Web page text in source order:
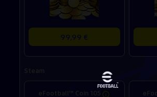
99,99 €
eFootball™ Coin 105